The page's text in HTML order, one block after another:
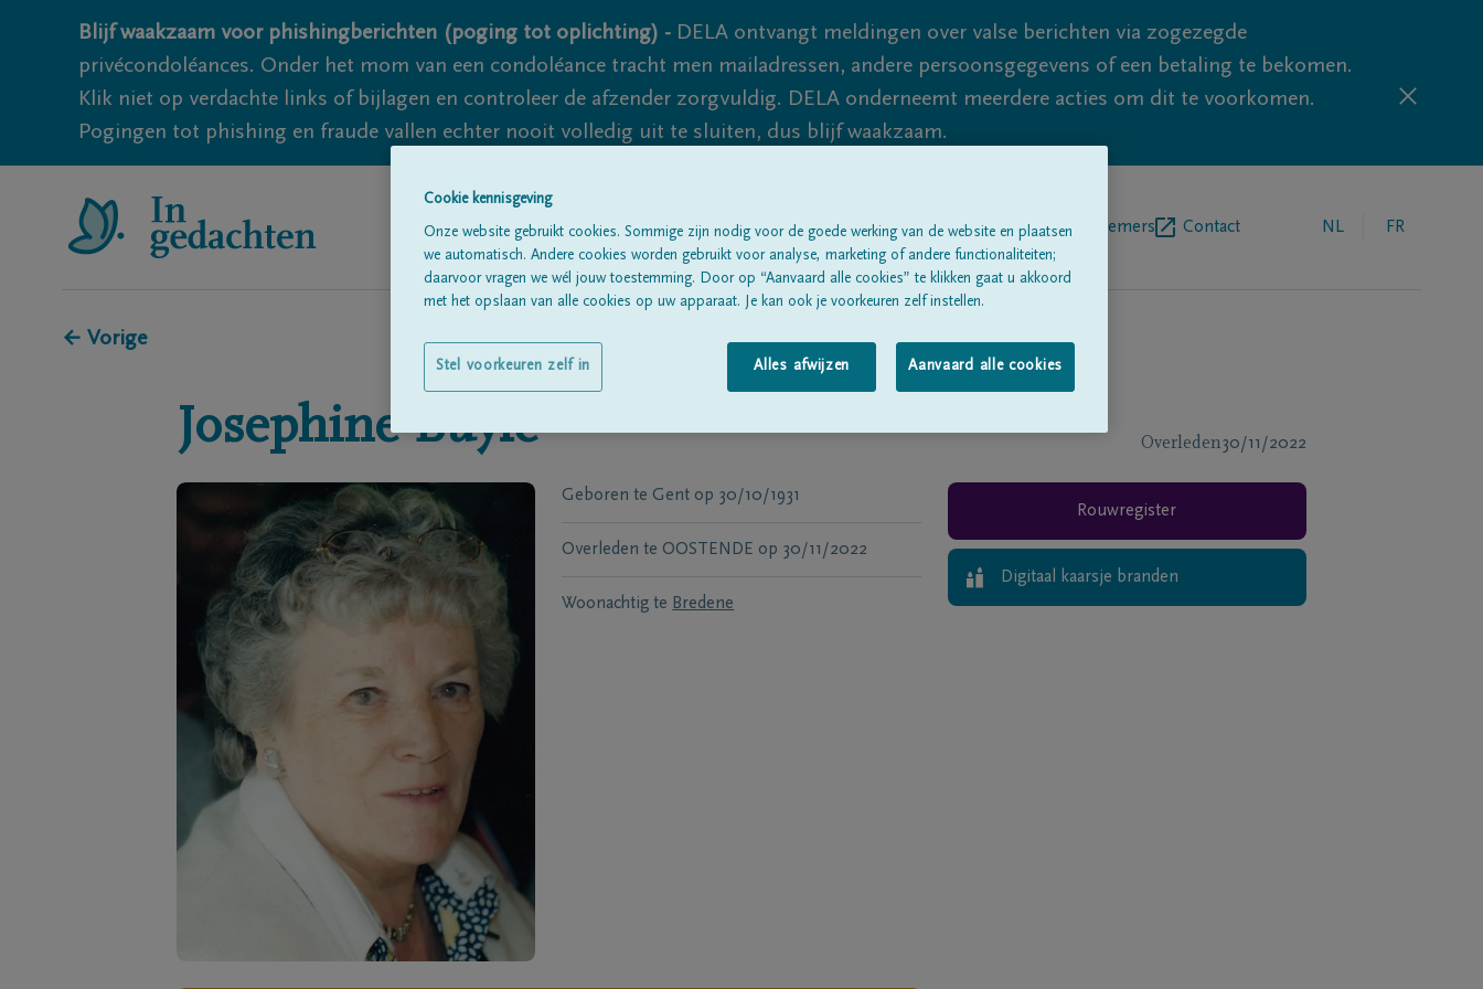
Blijf waakzaam voor phishingberichten (poging tot oplichting) - DELA ontvangt meldingen over valse berichten via zogezegde
privécondoléances. Onder het mom van een condoléance tracht men mailadressen, andere persoonsgegevens of een betaling te bekomen.
Klik niet op verdachte links of bijlagen en controleer de afzender zorgvuldig. DELA onderneemt meerdere acties om dit te voorkomen.
Pogingen tot phishing en fraude vallen echter nooit volledig uit te sluiten, dus blijf waakzaam.
Alle rouwberichtenOver onsBegrafenisondernemers Contact NL FR
← Vorige
Josephine Buyle Overleden30/11/2022
Geboren te Gent op 30/10/1931
Overleden te OOSTENDE op 30/11/2022
Woonachtig te Bredene
Rouwregister
Digitaal kaarsje branden
Cookie kennisgeving
Onze website gebruikt cookies. Sommige zijn nodig voor de goede werking van de website en plaatsen
we automatisch. Andere cookies worden gebruikt voor analyse, marketing of andere functionaliteiten;
daarvoor vragen we wél jouw toestemming. Door op “Aanvaard alle cookies” te klikken gaat u akkoord
met het opslaan van alle cookies op uw apparaat. Je kan ook je voorkeuren zelf instellen.
Alles afwijzen Aanvaard alle cookies
Stel voorkeuren zelf in